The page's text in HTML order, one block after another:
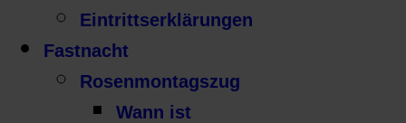
Eintrittserklärungen
Fastnacht
Rosenmontagszug
Wann ist